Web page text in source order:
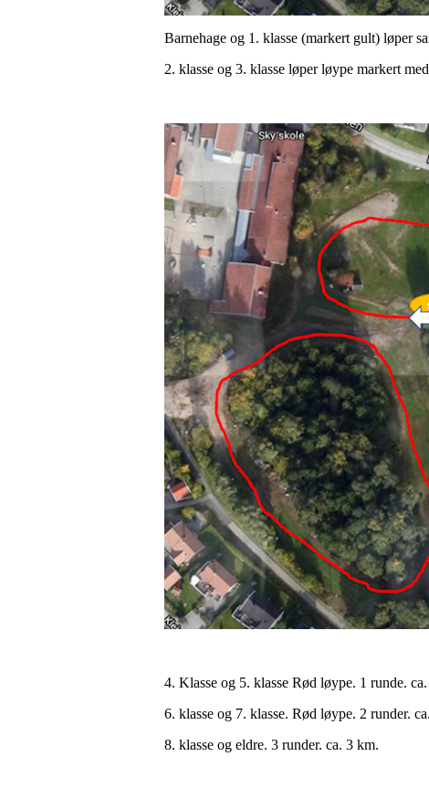
Barnehage og 1. klasse (markert gult) løper
2. klasse og 3. klasse løper løype markert
4. Klasse og 5. klasse Rød løype. 1 runde.
6. klasse og 7. klasse. Rød løype. 2 runder.
8. klasse og eldre. 3 runder. ca. 3 km.